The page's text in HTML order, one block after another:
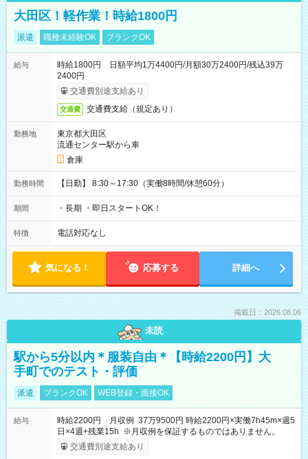
大田区！軽作業！時給1800円
派遣 職種未経験OK ブランクOK
給与
時給1800円 日額平均1万4400円/月額30万2400円/残込39万
2400円
交通費別途支給あり
交通費 交通費支給（規定あり）
勤務地
東京都大田区
流通センター駅から車
倉庫
勤務時間 【日勤】 8:30～17:30（実働8時間/休憩60分）
期間 ・長期 ・即日スタートOK！
特徴 電話対応なし
気になる！ 応募する 詳細へ
掲載日：2026.08.06
未読
駅から5分以内＊服装自由＊【時給2200円】大
手町でのテスト・評価
派遣 ブランクOK WEB登録・面接OK
給与
時給2200円 月収例 37万9500円 時給2200円×実働7h45m×週5
日×4週+残業15h ※月収例を保証するものではありません。
交通費別途支給あり